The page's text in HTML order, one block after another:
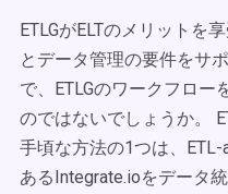
ETLGがELTのメリットを
とデータ管理の要件をサ
で、ETLGのワークフロー
のではないでしょうか。
手頃な方法の1つは、
あるIntegrate.ioをデータ